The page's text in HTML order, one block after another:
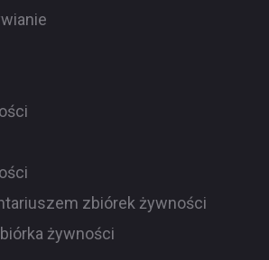
zbiórek żywności
żywności